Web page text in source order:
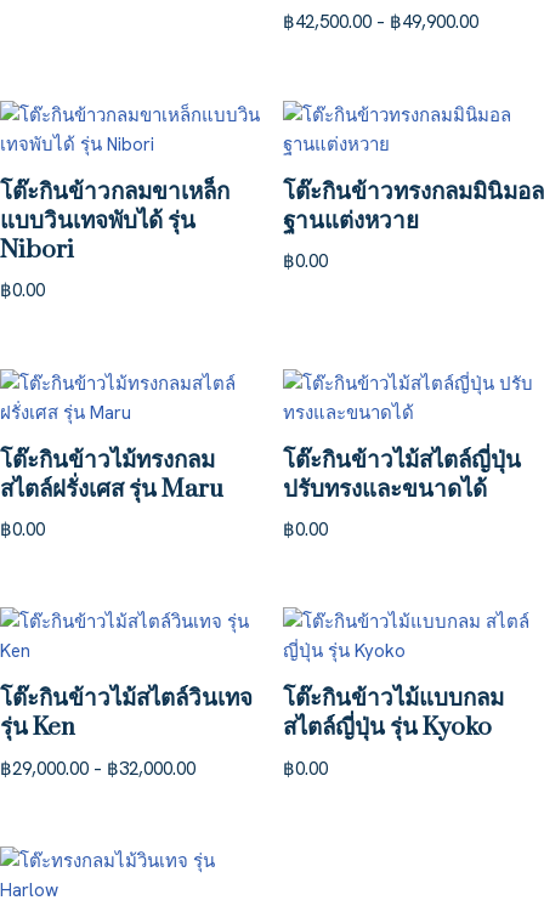
฿42,500.00 – ฿49,900.00
โต๊ะกินข้าวกลมขาเหล็ก
แบบวินเทจพับได้ รุ่น
Nibori
฿0.00
โต๊ะกินข้าวทรงกลมมินิมอล
ฐานแต่งหวาย
฿0.00
โต๊ะกินข้าวไม้ทรงกลม
สไตล์ฝรั่งเศส รุ่น Maru
฿0.00
โต๊ะกินข้าวไม้สไตล์ญี่ปุ่น
ปรับทรงและขนาดได้
฿0.00
โต๊ะกินข้าวไม้สไตล์วินเทจ
รุ่น Ken
฿29,000.00 – ฿32,000.00
โต๊ะกินข้าวไม้แบบกลม
สไตล์ญี่ปุ่น รุ่น Kyoko
฿0.00